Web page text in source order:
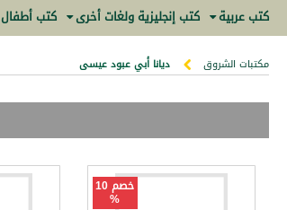
كتب عربية كتب إنجليزية ولغات أخرى كتب أطفال
مكتبات الشروق ديانا أبي عبود عيسى
خصم 10
%